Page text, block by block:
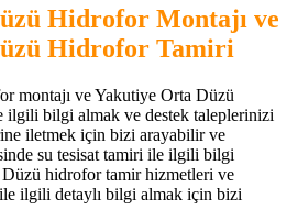
Hidrofor Montajı ve
Hidrofor Tamiri
montajı ve Yakutiye Orta Düzü
bilgi almak ve destek taleplerinizi
iletmek için bizi arayabilir ve
su tesisat tamiri ile ilgili bilgi
hidrofor tamir hizmetleri ve
ilgili detaylı bilgi almak için bizi